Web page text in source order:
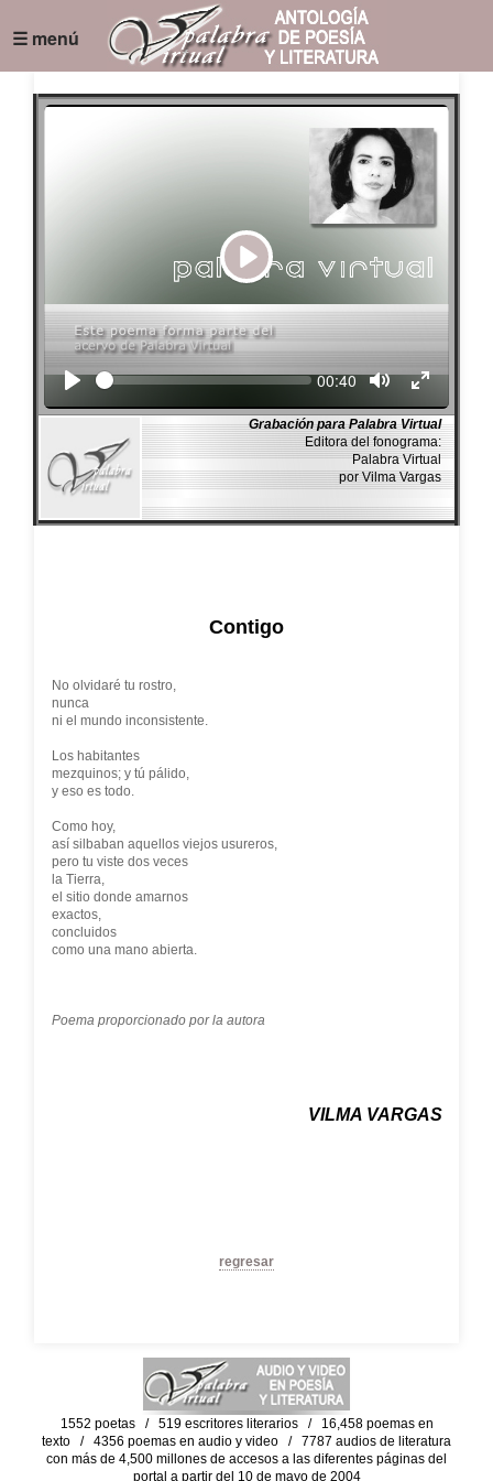
☰ menú
Play
Seek Current
00:40
Grabación para Palabra Virtual
Editora del fonograma:
Palabra Virtual
por Vilma Vargas
Contigo
No olvidaré tu rostro,
nunca
ni el mundo inconsistente.
Los habitantes
mezquinos; y tú pálido,
y eso es todo.
Como hoy,
así silbaban aquellos viejos usureros,
pero tu viste dos veces
la Tierra,
el sitio donde amarnos
exactos,
concluidos
como una mano abierta.
Poema proporcionado por la autora
VILMA VARGAS
regresar
1552 poetas / 519 escritores literarios / 16,458 poemas en
texto / 4356 poemas en audio y video / 7787 audios de literatura
con más de 4,500 millones de accesos a las diferentes páginas del
portal a partir del 10 de mayo de 2004